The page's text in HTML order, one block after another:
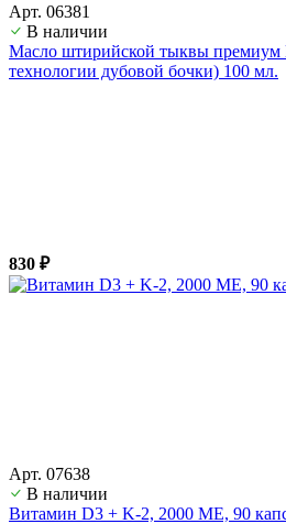
Арт. 06381
В наличии
Масло штирийской тыквы премиум
технологии дубовой бочки) 100 мл.
830 ₽
Арт. 07638
В наличии
Витамин D3 + K-2, 2000 ME, 90